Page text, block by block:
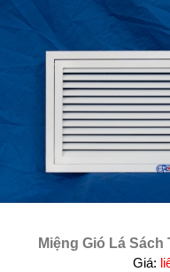
Miệng Gió Lá Sách
Giá: